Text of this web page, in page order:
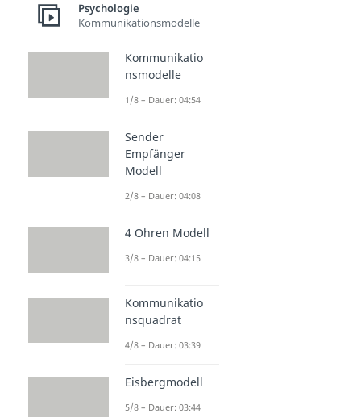
Psychologie
Kommunikationsmodelle
Kommunikatio
nsmodelle
1/8 – Dauer: 04:54
Sender
Empfänger
Modell
2/8 – Dauer: 04:08
4 Ohren Modell
3/8 – Dauer: 04:15
Kommunikatio
nsquadrat
4/8 – Dauer: 03:39
Eisbergmodell
5/8 – Dauer: 03:44